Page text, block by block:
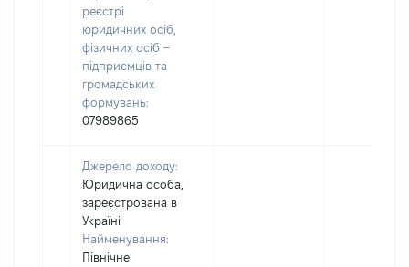
реєстрі
юридичних осіб,
фізичних осіб –
підприємців та
громадських
формувань:
07989865
Джерело доходу:
Юридична особа,
зареєстрована в
Україні
Найменування:
Пiвнiчне